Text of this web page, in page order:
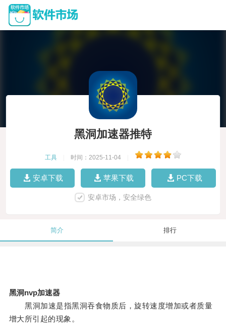
黑洞加速器推特
工具 时间：2025-11-04
安卓下载 苹果下载 PC下载
安卓市场，安全绿色
简介 排行
黑洞nvp加速器
黑洞加速是指黑洞吞食物质后，旋转速度增加或者质量
增大所引起的现象。